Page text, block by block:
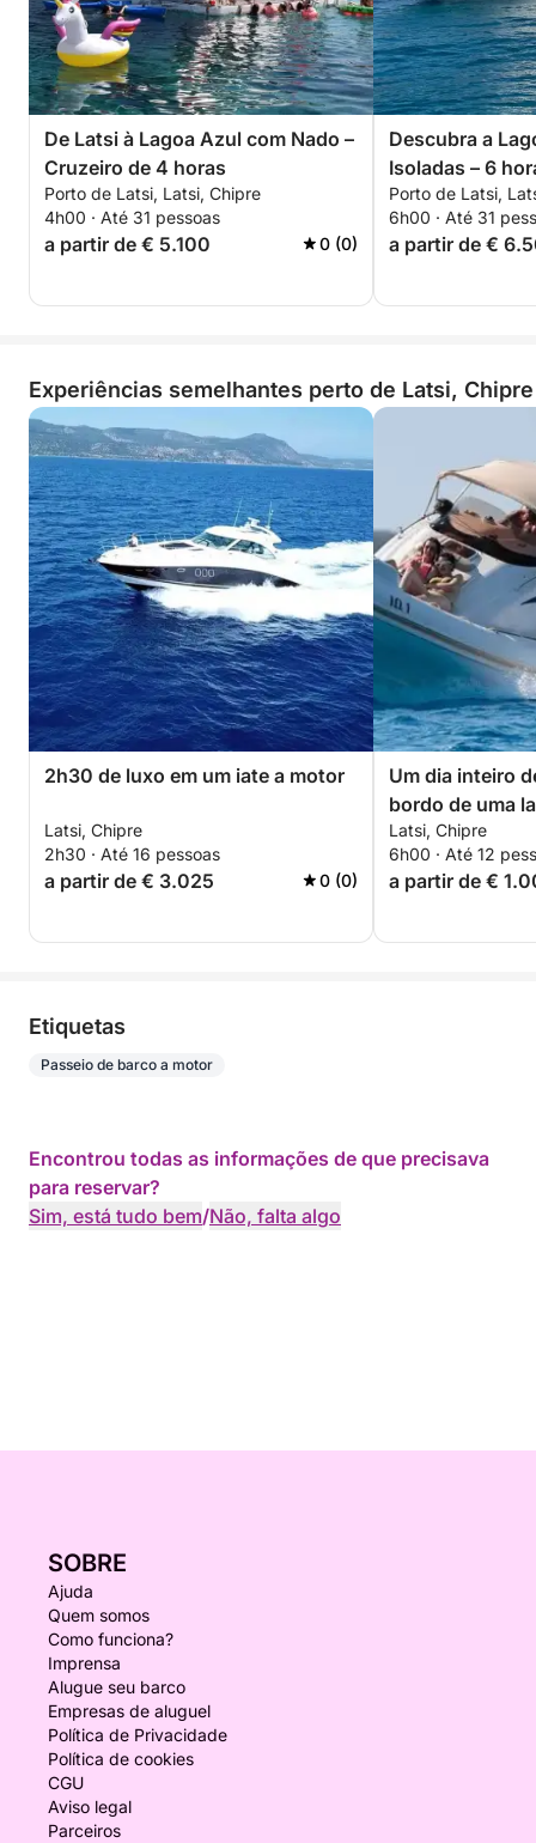
De Latsi à Lagoa Azul com Nado –
Cruzeiro de 4 horas
Porto de Latsi, Latsi, Chipre
4h00 · Até 31 pessoas
a partir de € 5.100 0 (0)
Descubra a
Isoladas – 6
Porto de Latsi,
6h00 · Até 31
a partir de €
Experiências semelhantes perto de Latsi, Chipre
2h30 de luxo em um iate a motor
Latsi, Chipre
2h30 · Até 16 pessoas
a partir de € 3.025 0 (0)
Um dia inteiro
bordo de uma
Latsi, Chipre
6h00 · Até 12
a partir de €
Etiquetas
Passeio de barco a motor
Encontrou todas as informações de que precisava
para reservar?
Sim, está tudo bem/Não, falta algo
SOBRE
Ajuda
Quem somos
Como funciona?
Imprensa
Alugue seu barco
Empresas de aluguel
Política de Privacidade
Política de cookies
CGU
Aviso legal
Parceiros